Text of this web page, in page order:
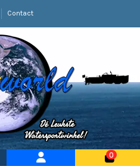
Contact
0